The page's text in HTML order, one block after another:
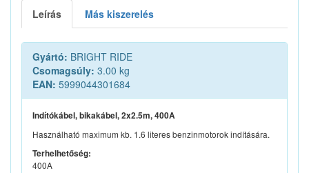
Leírás Más kiszerelés
Gyártó: BRIGHT RIDE
Csomagsúly: 3.00 kg
EAN: 5999044301684
Indítókábel, bikakábel, 2x2.5m, 400A
Használható maximum kb. 1.6 literes benzinmotorok indítására.
Terhelhetőség:
400A